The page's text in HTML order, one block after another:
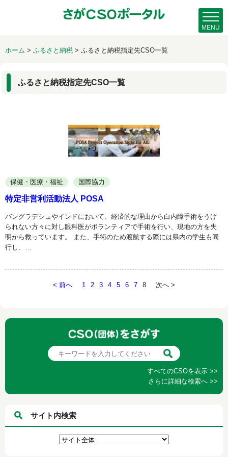
ホーム > ふるさと納税 > ふるさと納税指定先CSO一覧
ふるさと納税指定先CSO一覧
保健・医療・福祉 国際協力
特定非営利活動法人 POSA
バングラデシュやインドにおいて、経済的な理由から白内障手術をうけ
られない方々に対し眼科医がボランティアで手術を行い、現地の方を失
明から救っています。 また、手術のため渡航する際には県内の学生も同
行し、…
< 前へ 1 2 3 4 5 6 7 8 次へ >
すべてのCSOを表示 >>
さらに詳細な検索へ >>
サイト内検索
MENU